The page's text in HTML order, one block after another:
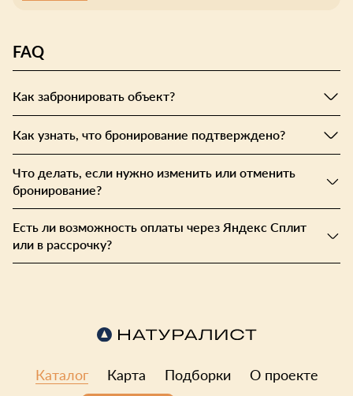
уединения отсутствует.
Желания вернуться нет.
FAQ
Как забронировать объект?
Как узнать, что бронирование подтверждено?
Что делать, если нужно изменить или отменить
бронирование?
Есть ли возможность оплаты через Яндекс Сплит
или в рассрочку?
Каталог Карта Подборки
О проекте